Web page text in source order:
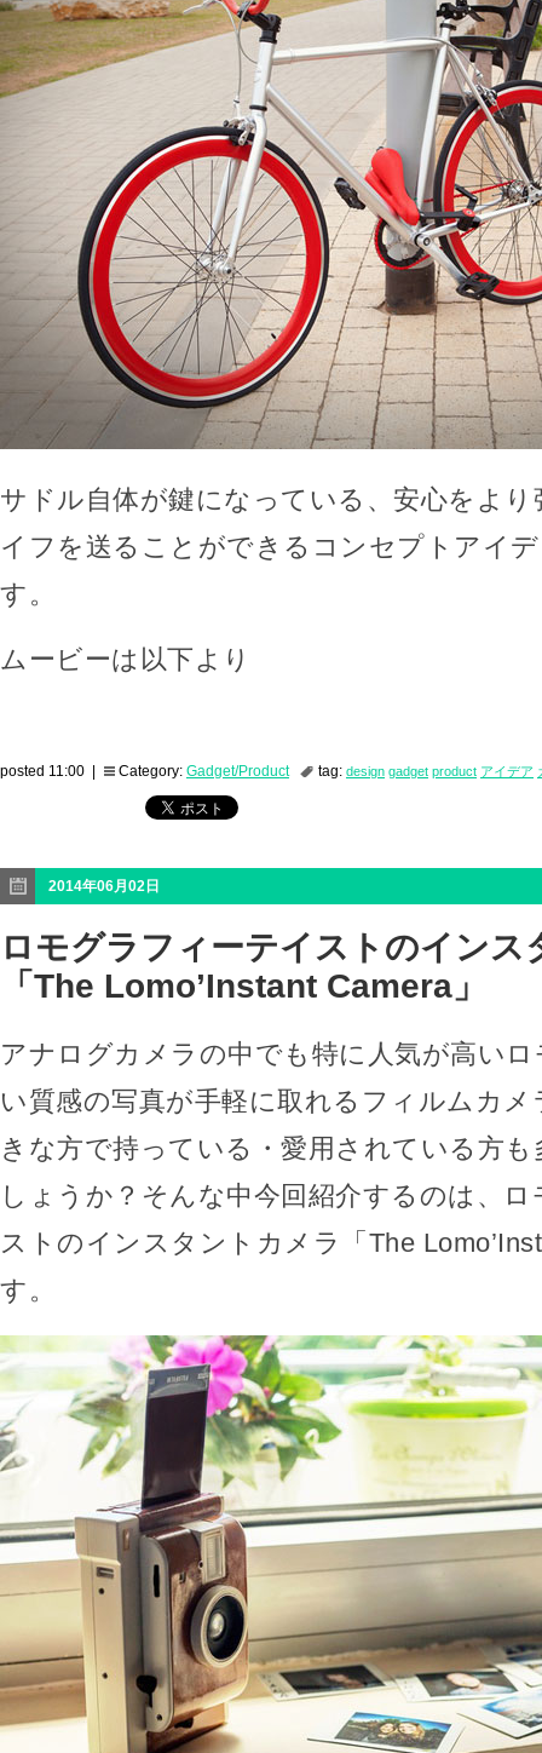
サドル自体が鍵になっている、安心をより
イフを送ることができるコンセプトアイ
す。
ムービーは以下より
posted 11:00 | Category: Gadget/Product tag: design gadget product アイデア
2014年06月02日
ロモグラフィーテイストのインス
「The Lomo’Instant Camera」
アナログカメラの中でも特に人気が高い
い質感の写真が手軽に取れるフィルムカ
きな方で持っている・愛用されている方
しょうか？そんな中今回紹介するのは、
ストのインスタントカメラ「The
す。